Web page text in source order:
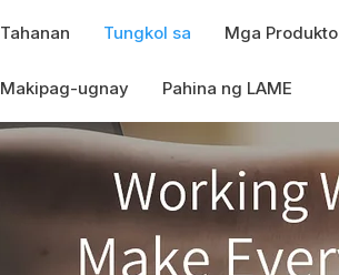
Tahanan Tungkol sa Mga Produkto
Makipag-ugnay Pahina ng LAME